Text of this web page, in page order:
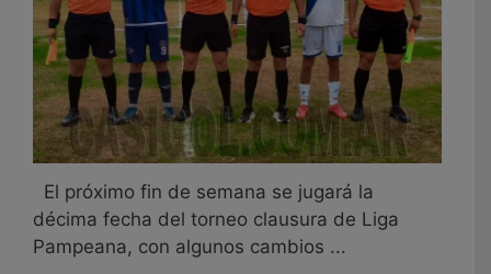
El próximo fin de semana se jugará la
décima fecha del torneo clausura de Liga
Pampeana, con algunos cambios ...